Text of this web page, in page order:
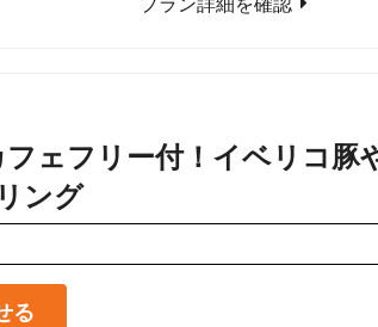
フェフリー付！イベリコ
ング
る